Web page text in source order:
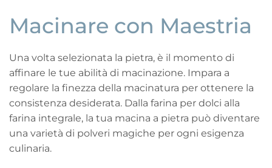
Macinare con Maestria
Una volta selezionata la pietra, è il momento di
affinare le tue abilità di macinazione. Impara a
regolare la finezza della macinatura per ottenere la
consistenza desiderata. Dalla farina per dolci alla
farina integrale, la tua macina a pietra può diventare
una varietà di polveri magiche per ogni esigenza
culinaria.